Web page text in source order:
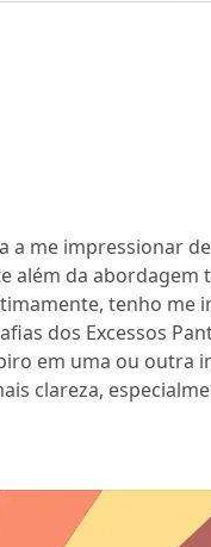
a me impressionar
além da abordagem
tenho me
dos Excessos
em uma ou outra
clareza,